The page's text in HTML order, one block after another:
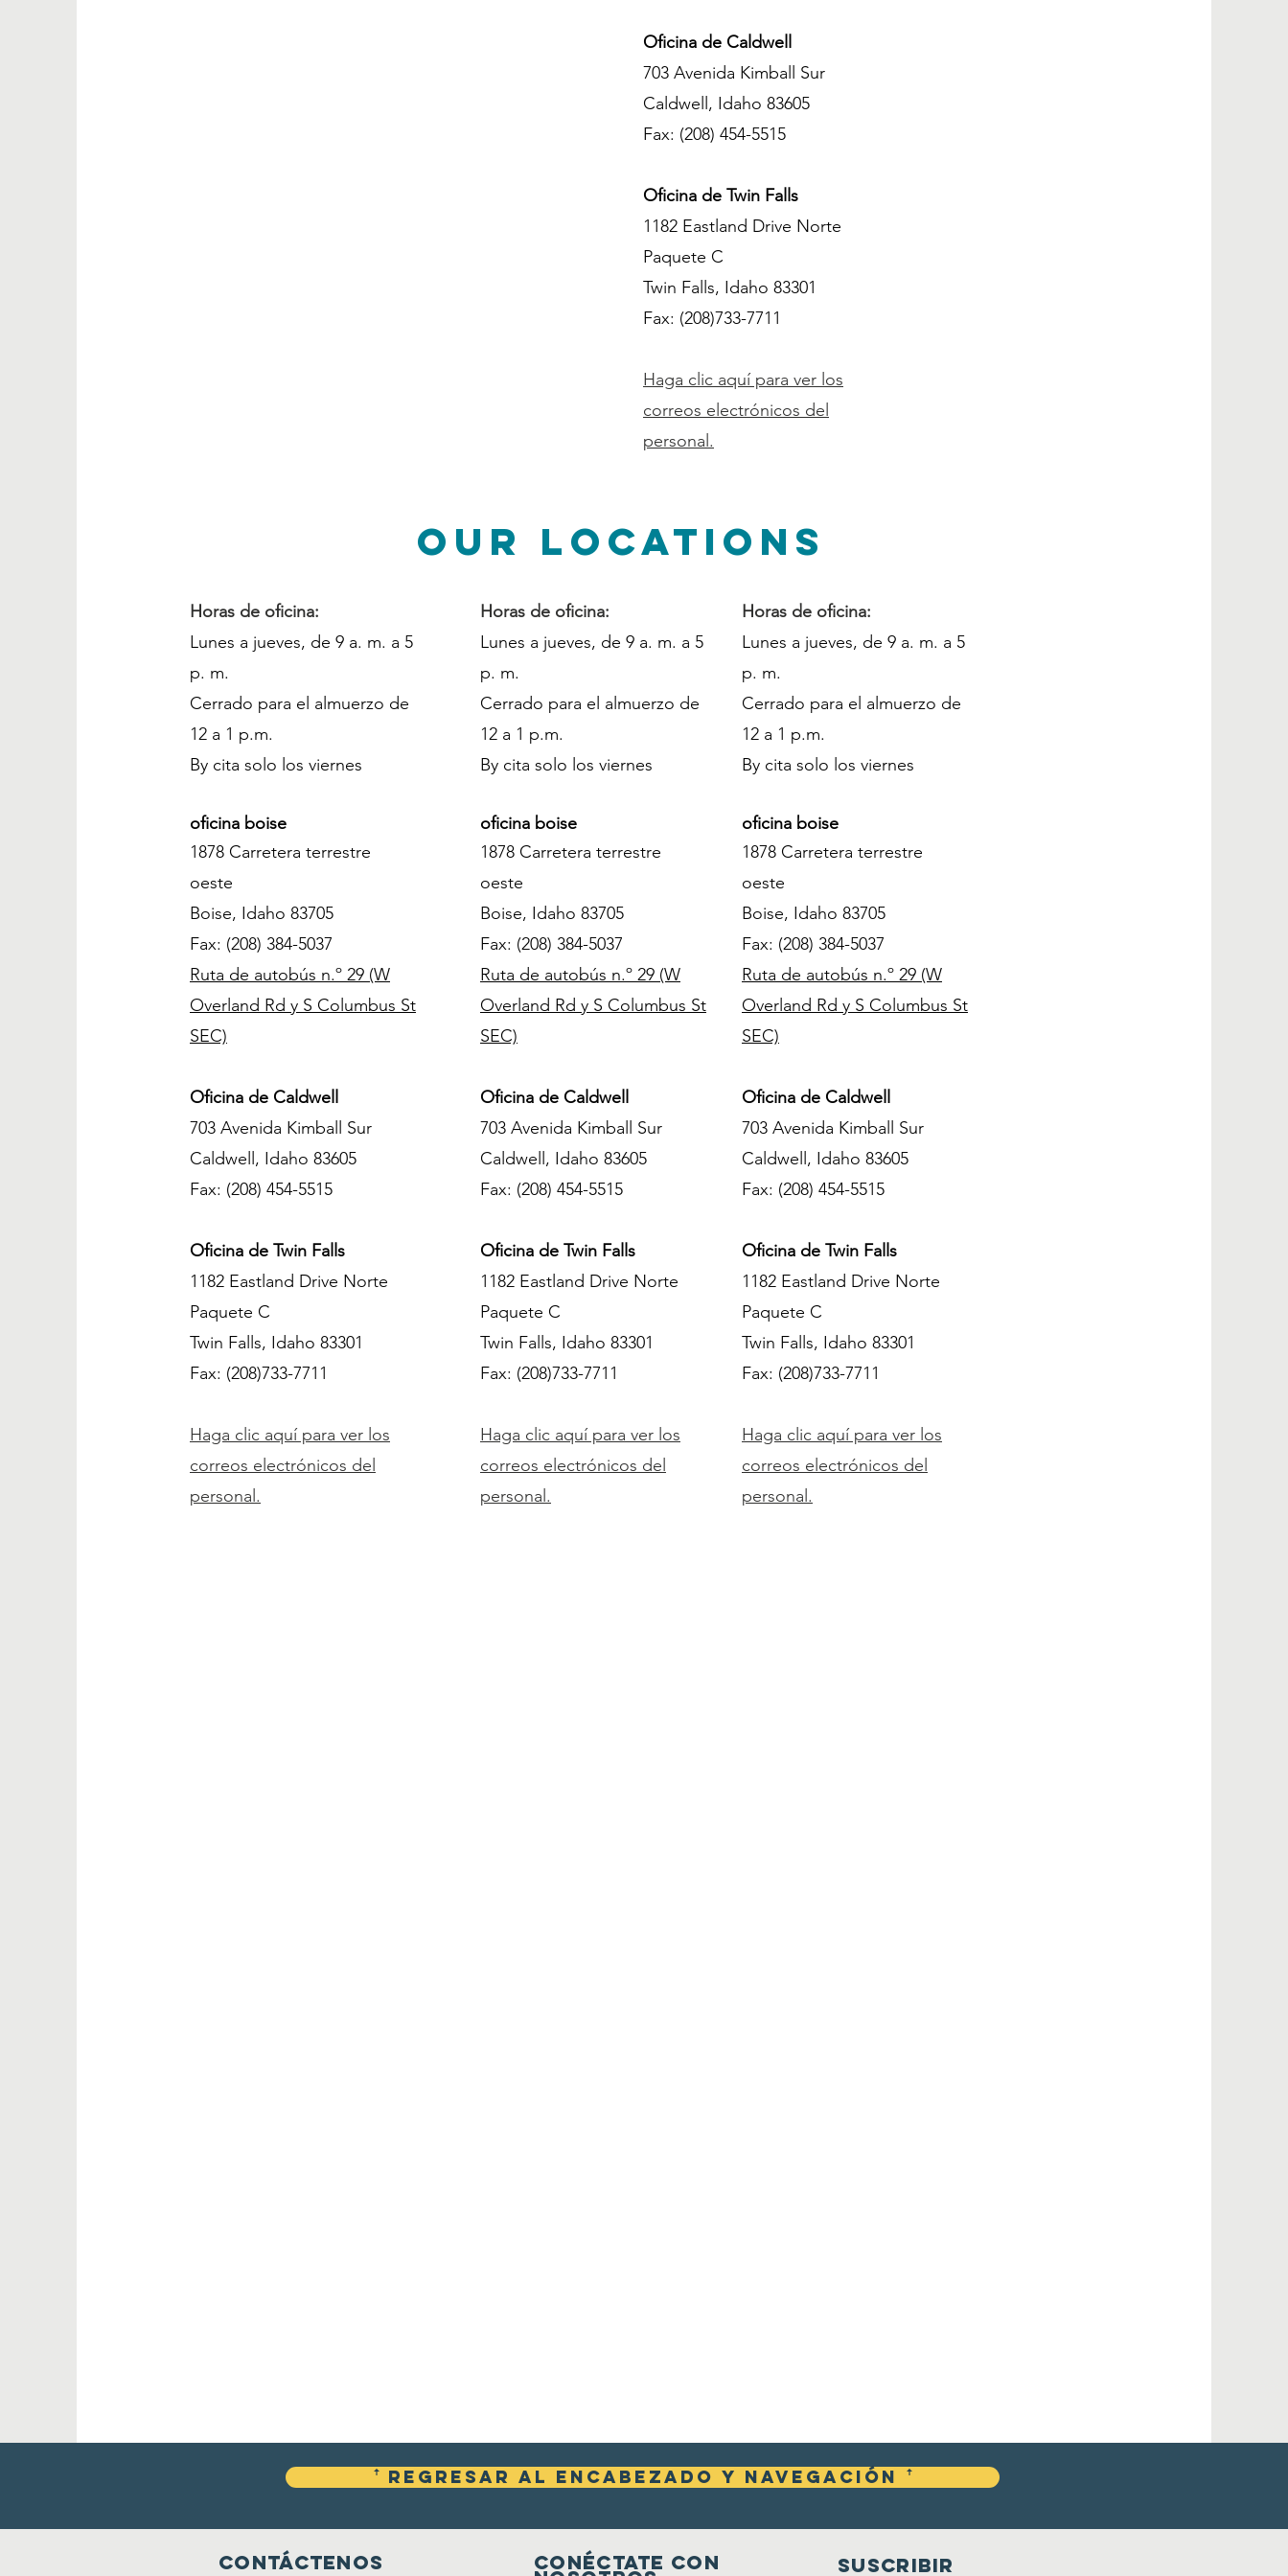
Horas de oficina:
Lunes a jueves, de 9 a. m. a 5
p. m.
Cerrado para el almuerzo de
12 a 1 p.m.
By cita solo los viernes
oficina boise
1878 Carretera terrestre
oeste
Boise, Idaho 83705
Fax: (208) 384-5037
Ruta de autobús n.º 29 (W
Overland Rd y S Columbus St
SEC)
Oficina de Caldwell
703 Avenida Kimball Sur
Caldwell, Idaho 83605
Fax: (208) 454-5515
Oficina de Twin Falls
1182 Eastland Drive Norte
Paquete C
Twin Falls, Idaho 83301
Fax: (208)733-7711
Haga clic aquí para ver los
correos electrónicos del
personal.
Oficina de Caldwell
703 Avenida Kimball Sur
Caldwell, Idaho 83605
Fax: (208) 454-5515
Oficina de Twin Falls
1182 Eastland Drive Norte
Paquete C
Twin Falls, Idaho 83301
Fax: (208)733-7711
Haga clic aquí para ver los
correos electrónicos del
personal.
Our Locations
Horas de oficina:
Lunes a jueves, de 9 a. m. a 5
p. m.
Cerrado para el almuerzo de
12 a 1 p.m.
By cita solo los viernes
oficina boise
1878 Carretera terrestre
oeste
Boise, Idaho 83705
Fax: (208) 384-5037
Ruta de autobús n.º 29 (W
Overland Rd y S Columbus St
SEC)
Oficina de Caldwell
703 Avenida Kimball Sur
Caldwell, Idaho 83605
Fax: (208) 454-5515
Oficina de Twin Falls
1182 Eastland Drive Norte
Paquete C
Twin Falls, Idaho 83301
Fax: (208)733-7711
Haga clic aquí para ver los
correos electrónicos del
personal.
Horas de oficina:
Lunes a jueves, de 9 a. m. a 5
p. m.
Cerrado para el almuerzo de
12 a 1 p.m.
By cita solo los viernes
oficina boise
1878 Carretera terrestre
oeste
Boise, Idaho 83705
Fax: (208) 384-5037
Ruta de autobús n.º 29 (W
Overland Rd y S Columbus St
SEC)
Oficina de Caldwell
703 Avenida Kimball Sur
Caldwell, Idaho 83605
Fax: (208) 454-5515
Oficina de Twin Falls
1182 Eastland Drive Norte
Paquete C
Twin Falls, Idaho 83301
Fax: (208)733-7711
Haga clic aquí para ver los
correos electrónicos del
personal.
Contáctenos Conéctate con SUSCRIBIR
ꜛ Regresar al encabezado y navegación ꜛ